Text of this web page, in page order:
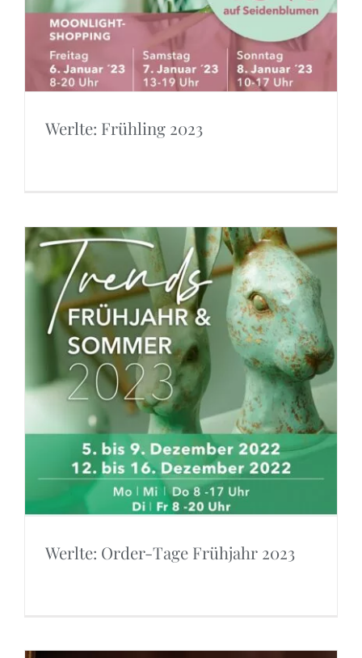
Werlte: Frühling 2023
Werlte: Order-Tage Frühjahr 2023